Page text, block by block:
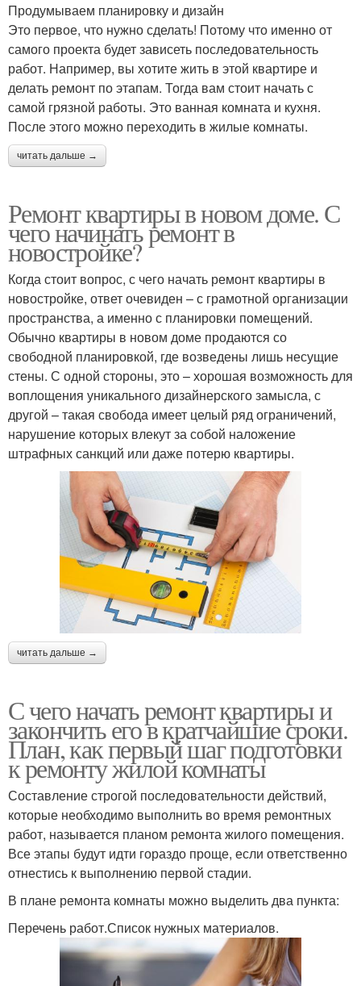
Продумываем планировку и дизайн
Это первое, что нужно сделать! Потому что именно от
самого проекта будет зависеть последовательность
работ. Например, вы хотите жить в этой квартире и
делать ремонт по этапам. Тогда вам стоит начать с
самой грязной работы. Это ванная комната и кухня.
После этого можно переходить в жилые комнаты.
читать дальше →
Ремонт квартиры в новом доме. С
чего начинать ремонт в
новостройке?
Когда стоит вопрос, с чего начать ремонт квартиры в
новостройке, ответ очевиден – с грамотной организации
пространства, а именно с планировки помещений.
Обычно квартиры в новом доме продаются со
свободной планировкой, где возведены лишь несущие
стены. С одной стороны, это – хорошая возможность для
воплощения уникального дизайнерского замысла, с
другой – такая свобода имеет целый ряд ограничений,
нарушение которых влекут за собой наложение
штрафных санкций или даже потерю квартиры.
читать дальше →
С чего начать ремонт квартиры и
закончить его в кратчайшие сроки.
План, как первый шаг подготовки
к ремонту жилой комнаты
Составление строгой последовательности действий,
которые необходимо выполнить во время ремонтных
работ, называется планом ремонта жилого помещения.
Все этапы будут идти гораздо проще, если ответственно
отнестись к выполнению первой стадии.
В плане ремонта комнаты можно выделить два пункта:
Перечень работ.Список нужных материалов.